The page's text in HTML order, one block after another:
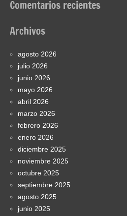
Comentarios recientes
Archivos
agosto 2026
julio 2026
junio 2026
mayo 2026
abril 2026
marzo 2026
febrero 2026
enero 2026
diciembre 2025
noviembre 2025
octubre 2025
septiembre 2025
agosto 2025
junio 2025